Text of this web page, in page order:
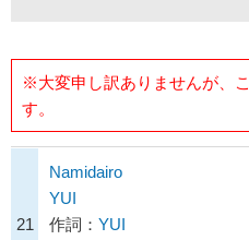
※大変申し訳ありませんが、
す。
21
Namidairo
YUI
作詞： YUI